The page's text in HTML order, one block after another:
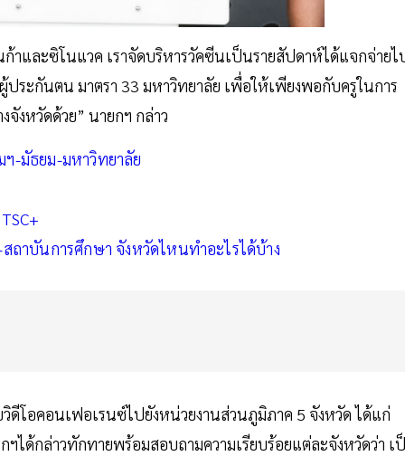
าและซิโนแวค เราจัดบริหารวัคซีนเป็นรายสัปดาห์ได้แจกจ่ายไ
ระกันตน มาตรา 33 มหาวิทยาลัย เพื่อให้เพียงพอกับครูในการ
จังหวัดด้วย” นายกฯ กล่าว
-มัธยม-มหาวิทยาลัย
ถาบันการศึกษา จังหวัดไหนทำอะไรได้บ้าง
โอคอนเฟอเรนซ์ไปยังหน่วยงานส่วนภูมิภาค 5 จังหวัด ได้แก่
ได้กล่าวทักทายพร้อมสอบถามความเรียบร้อยแต่ละจังหวัดว่า เ